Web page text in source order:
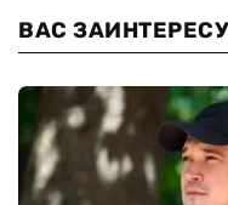
ВАС